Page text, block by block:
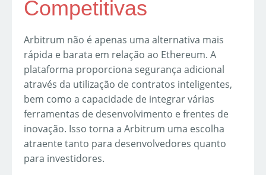
Competitivas
Arbitrum não é apenas uma alternativa mais
rápida e barata em relação ao Ethereum. A
plataforma proporciona segurança adicional
através da utilização de contratos inteligentes,
bem como a capacidade de integrar várias
ferramentas de desenvolvimento e frentes de
inovação. Isso torna a Arbitrum uma escolha
atraente tanto para desenvolvedores quanto
para investidores.